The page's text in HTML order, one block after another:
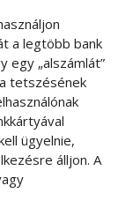
a legtöbb bank
egy „alszámlát”
tetszésének
ügyelnie,
álljon. A